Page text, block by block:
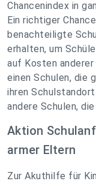
Chancenindex in
Ein richtiger
benachteiligte
erhalten, um
auf Kosten
einen Schulen, die
ihren
andere Schulen,
Aktion
armer Eltern
Zur Akuthilfe für